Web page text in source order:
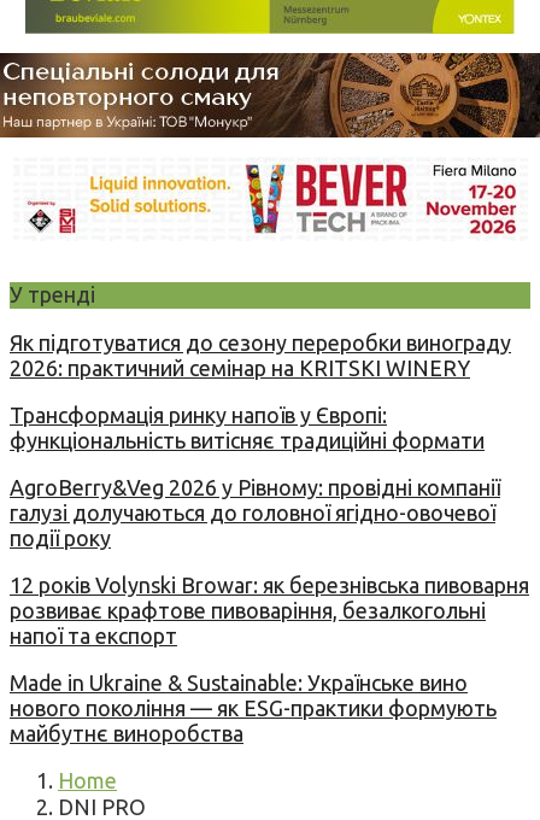
У тренді
Як підготуватися до сезону переробки винограду
2026: практичний семінар на KRITSKI WINERY
Трансформація ринку напоїв у Європі:
функціональність витісняє традиційні формати
AgroBerry&Veg 2026 у Рівному: провідні компанії
галузі долучаються до головної ягідно-овочевої
події року
12 років Volynski Browar: як березнівська пивоварня
розвиває крафтове пивоваріння, безалкогольні
напої та експорт
Made in Ukraine & Sustainable: Українське вино
нового покоління — як ESG-практики формують
майбутнє виноробства
Home
DNI PRO